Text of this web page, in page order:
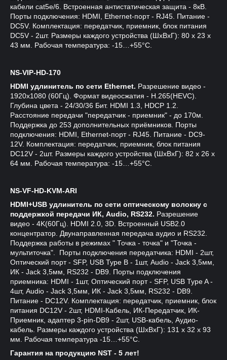
кабели cat5e/6. Встроенная антистатическая защита - 8кВ.
Порты подключения: HDMI, Ethernet-порт - RJ45. Питание -
DC5V. Комплектация: передатчик, приемник, блок питания
DC5V - 2шт. Размеры каждого устройства (ШxВxГ): 80 x 23 x
43 мм. Рабочая температура: -15…+55°С.
NS-VIP-HD-170
HDMI удлинитель по сети Ethernet. Разрешение видео -
1920x1080 (60Гц). Формат видеосжатия - Н.265(HEVC).
Глубина цвета - 24/30/36 Бит. HDMI 1.3, HDCP 1.2.
Расстояние передачи "передатчик - приемник" - до 170м.
Поддержка до 253 дополнительных приёмников. Порты
подключения: HDMI, Ethernet-порт - RJ45. Питание - DC9-
12V. Комплектация: передатчик, приемник, блок питания
DC12V - 2шт. Размеры каждого устройства (ШxВxГ): 82 x 26 x
64 мм. Рабочая температура: -15…+55°С.
NS-VF-HD-KVM-ARI
HDMI+USB удлинитель по сети оптическому волокну с
поддержкой передачи ИК, Audio, RS232. Разрешение
видео - 4K(60Гц). HDMI 2.0, 3D. Встроенный USB2.0
концентратор. Двунаправленная передача аудио и RS232.
Поддержка работы в режимах " Точка - точка" и "Точка -
мультиточка". Порты подключения передатчика: HDMI - 2шт,
Оптический порт - SFP, USB Type B - 1шт, Audio - Jack 3,5мм,
ИК - Jack 3,5мм, RS232 - DB9. Порты подключения
приемника: HDMI - 1шт, Оптический порт - SFP, USB Type A -
4шт, Audio - Jack 3,5мм, ИК - Jack 3,5мм, RS232 - DB9.
Питание - DC12V. Комплектация: передатчик, приемник, блок
питания DC12V - 2шт, HDMI-Кабель, ИК-Передатчик, ИК-
Приемник, адаптер 3-pin-DB9 - 2шт, USB-кабель, Аудио-
кабель. Размеры каждого устройства (ШxВxГ): 131 x 32 x 93
мм. Рабочая температура -15…+55°С.
Гарантия на продукцию NST - 5 лет!